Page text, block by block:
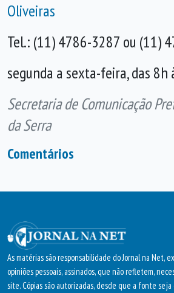
Oliveiras
Tel.: (11) 4786-3287 ou (11)
segunda a sexta-feira, das 8h
Secretaria de Comunicação
da Serra
Comentários
As matérias são responsabilidade do Jornal na Net,
opiniões pessoais, assinados, que não refletem,
site. Cópias são autorizadas, desde que a fonte